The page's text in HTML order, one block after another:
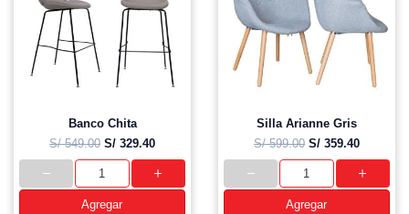
Banco Chita
S/ 549.00 S/ 329.40
Agregar
Silla Arianne Gris
S/ 599.00 S/ 359.40
Agregar